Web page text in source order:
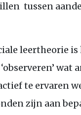
tussen
leertheorie
wat
te ervaren
zijn aan